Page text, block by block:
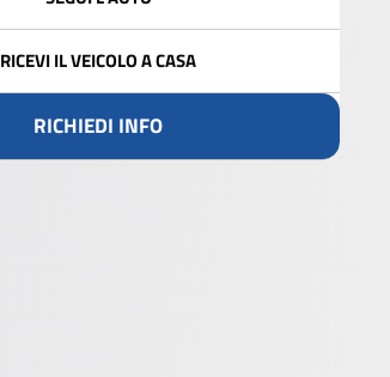
RICEVI IL VEICOLO A CASA
RICHIEDI INFO